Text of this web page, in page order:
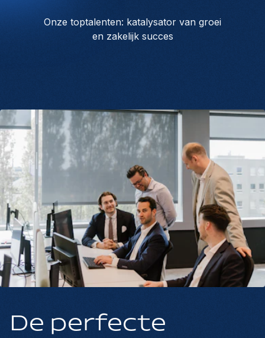
Onze toptalenten: katalysator van groei
en zakelijk succes
De perfecte